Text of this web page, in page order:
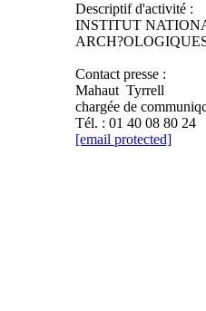
Descriptif d'activité :
INSTITUT
Contact presse :
Mahaut Tyrrell
chargée de
Tél. : 01 40 08 80 24
[email protected]